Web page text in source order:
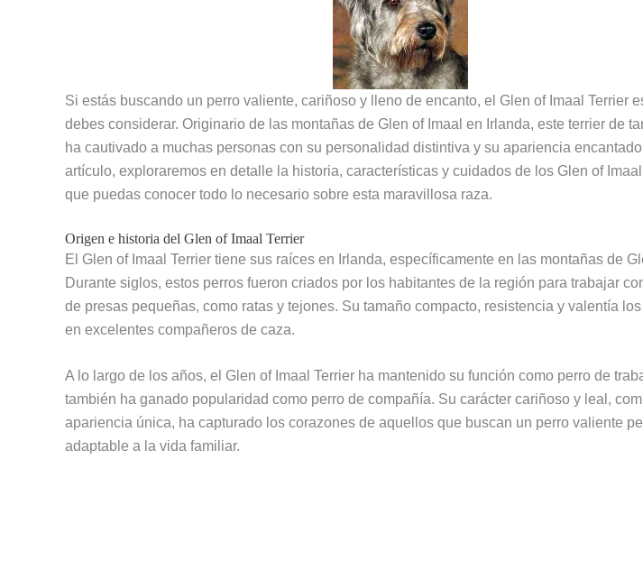
Si estás buscando un perro valiente, cariñoso y lleno de encanto, el Glen of Imaal Terrier
debes considerar. Originario de las montañas de Glen of Imaal en Irlanda, este terrier de
ha cautivado a muchas personas con su personalidad distintiva y su apariencia
artículo, exploraremos en detalle la historia, características y cuidados de los Glen of Imaal
que puedas conocer todo lo necesario sobre esta maravillosa raza.
Origen e historia del Glen of Imaal Terrier
El Glen of Imaal Terrier tiene sus raíces en Irlanda, específicamente en las montañas de
Durante siglos, estos perros fueron criados por los habitantes de la región para trabajar
de presas pequeñas, como ratas y tejones. Su tamaño compacto, resistencia y valentía
en excelentes compañeros de caza.
A lo largo de los años, el Glen of Imaal Terrier ha mantenido su función como perro de
también ha ganado popularidad como perro de compañía. Su carácter cariñoso y leal,
apariencia única, ha capturado los corazones de aquellos que buscan un perro valiente
adaptable a la vida familiar.